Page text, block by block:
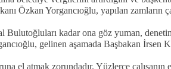
Özkan Yorgancıoğlu, yapılan zamların
Bulutoğluları kadar ona göz yuman,
gelinen aşamada Başbakan İrsen
el atmak zorundadır. Yüzlerce çalışanın